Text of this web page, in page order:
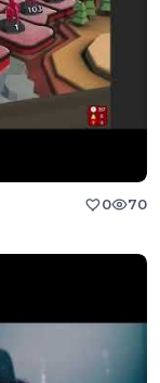
0 70